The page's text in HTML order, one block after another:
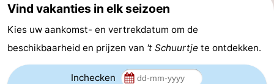
Nieuws
Medische
adressen
Regio
Vind vakanties in elk seizoen
Kies uw aankomst- en vertrekdatum om de
beschikbaarheid en prijzen van 't Schuurtje te ontdekken.
Inchecken